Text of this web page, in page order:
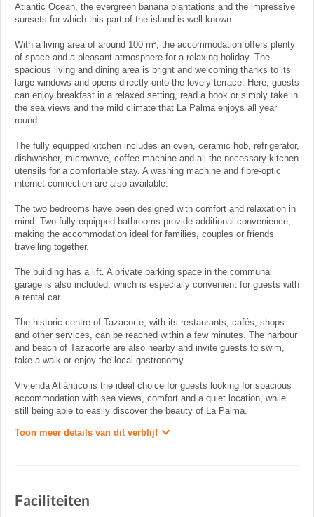
Atlantic Ocean, the evergreen banana plantations and the impressive
sunsets for which this part of the island is well known.
With a living area of around 100 m², the accommodation offers plenty
of space and a pleasant atmosphere for a relaxing holiday. The
spacious living and dining area is bright and welcoming thanks to its
large windows and opens directly onto the lovely terrace. Here, guests
can enjoy breakfast in a relaxed setting, read a book or simply take in
the sea views and the mild climate that La Palma enjoys all year
round.
The fully equipped kitchen includes an oven, ceramic hob, refrigerator,
dishwasher, microwave, coffee machine and all the necessary kitchen
utensils for a comfortable stay. A washing machine and fibre-optic
internet connection are also available.
The two bedrooms have been designed with comfort and relaxation in
mind. Two fully equipped bathrooms provide additional convenience,
making the accommodation ideal for families, couples or friends
travelling together.
The building has a lift. A private parking space in the communal
garage is also included, which is especially convenient for guests with
a rental car.
The historic centre of Tazacorte, with its restaurants, cafés, shops
and other services, can be reached within a few minutes. The harbour
and beach of Tazacorte are also nearby and invite guests to swim,
take a walk or enjoy the local gastronomy.
Vivienda Atlántico is the ideal choice for guests looking for spacious
accommodation with sea views, comfort and a quiet location, while
still being able to easily discover the beauty of La Palma.
Toon meer details van dit verblijf
Faciliteiten